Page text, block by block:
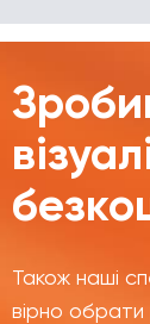
Також наші
вірно обрати